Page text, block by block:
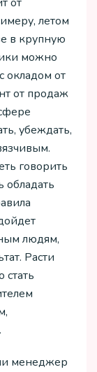
летом
в крупную
можно
окладом от
от продаж
убеждать,
говорить
обладать
людям,
Расти
стать
менеджер